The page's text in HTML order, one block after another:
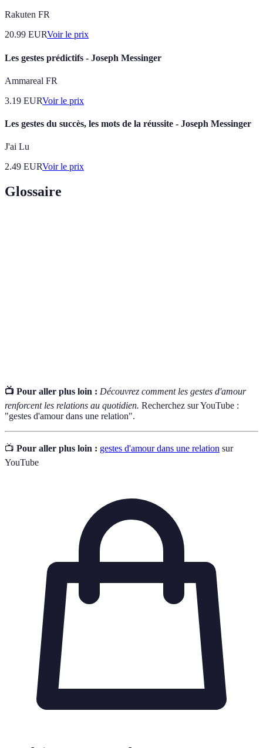
Rakuten FR
20.99 EURVoir le prix
Les gestes prédictifs - Joseph Messinger
Ammareal FR
3.19 EURVoir le prix
Les gestes du succès, les mots de la réussite - Joseph Messinger
J'ai Lu
2.49 EURVoir le prix
Glossaire
📺 Pour aller plus loin : Découvrez comment les gestes d'amour
renforcent les relations au quotidien. Recherchez sur YouTube :
"gestes d'amour dans une relation".
📺 Pour aller plus loin : gestes d'amour dans une relation sur
YouTube